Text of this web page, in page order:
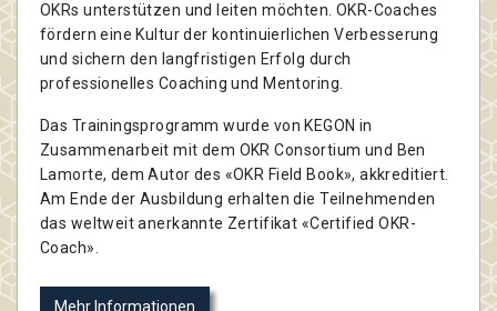
OKRs unterstützen und leiten möchten. OKR-Coaches
fördern eine Kultur der kontinuierlichen Verbesserung
und sichern den langfristigen Erfolg durch
professionelles Coaching und Mentoring.
Das Trainingsprogramm wurde von KEGON in
Zusammenarbeit mit dem OKR Consortium und Ben
Lamorte, dem Autor des «OKR Field Book», akkreditiert.
Am Ende der Ausbildung erhalten die Teilnehmenden
das weltweit anerkannte Zertifikat «Certified OKR-
Coach».
Mehr Informationen